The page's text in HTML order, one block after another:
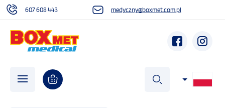
szukaj
607 608 443 medyczny@boxmet.com.pl